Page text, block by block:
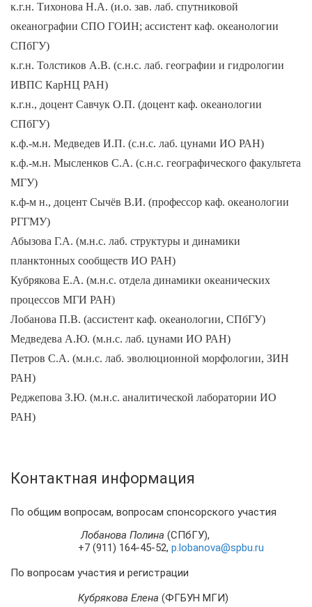
к.г.н. Тихонова Н.А. (и.о. зав. лаб. спутниковой
океанографии СПО ГОИН; ассистент каф. океанологии
СПбГУ)
к.г.н. Толстиков А.В. (с.н.с. лаб. географии и гидрологии
ИВПС КарНЦ РАН)
к.г.н., доцент Савчук О.П. (доцент каф. океанологии
СПбГУ)
к.ф.-м.н. Медведев И.П. (с.н.с. лаб. цунами ИО РАН)
к.ф.-м.н. Мысленков С.А. (с.н.с. географического факультета
МГУ)
к.ф-м н., доцент Сычёв В.И. (профессор каф. океанологии
РГГМУ)
Абызова Г.А. (м.н.с. лаб. структуры и динамики
планктонных сообществ ИО РАН)
Кубрякова Е.А. (м.н.с. отдела динамики океанических
процессов МГИ РАН)
Лобанова П.В. (ассистент каф. океанологии, СПбГУ)
Медведева А.Ю. (м.н.с. лаб. цунами ИО РАН)
Петров С.А. (м.н.с. лаб. эволюционной морфологии, ЗИН
РАН)
Реджепова З.Ю. (м.н.с. аналитической лаборатории ИО
РАН)
Контактная информация
По общим вопросам, вопросам спонсорского участия
Лобанова Полина (СПбГУ),
+7 (911) 164-45-52, p.lobanova@spbu.ru
По вопросам участия и регистрации
Кубрякова Елена (ФГБУН МГИ)